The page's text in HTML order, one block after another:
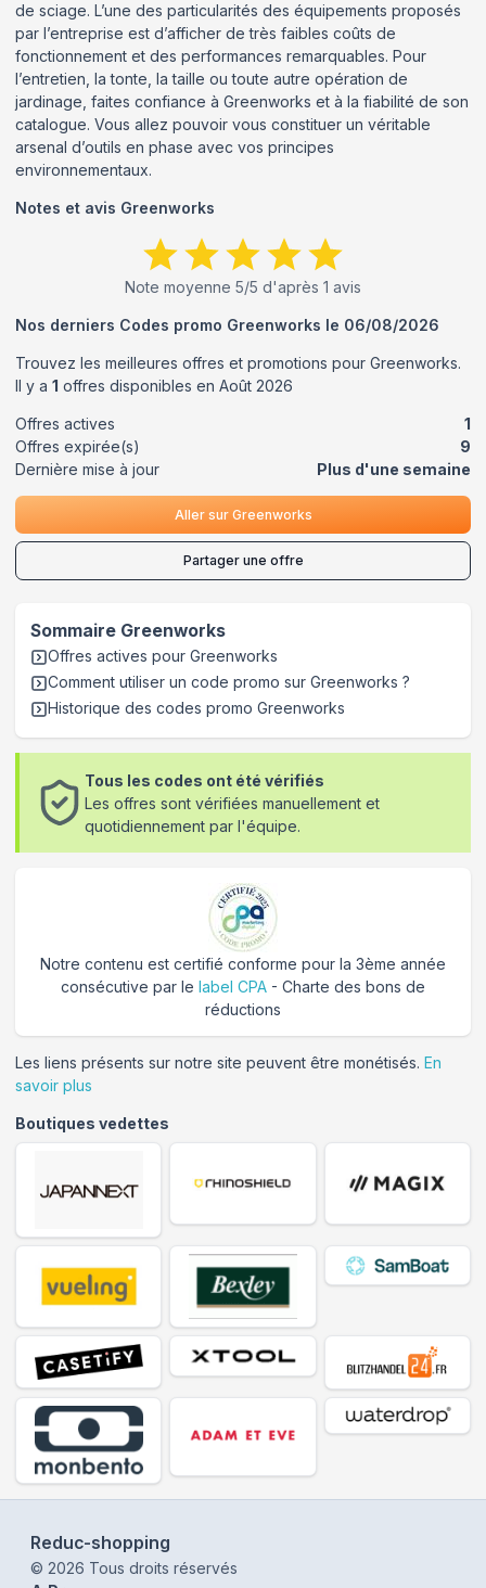
de sciage. L’une des particularités des équipements proposés
par l’entreprise est d’afficher de très faibles coûts de
fonctionnement et des performances remarquables. Pour
l’entretien, la tonte, la taille ou toute autre opération de
jardinage, faites confiance à Greenworks et à la fiabilité de son
catalogue. Vous allez pouvoir vous constituer un véritable
arsenal d’outils en phase avec vos principes
environnementaux.
Notes et avis Greenworks
Note moyenne 5/5 d'après 1 avis
Nos derniers Codes promo Greenworks le 06/08/2026
Trouvez les meilleures offres et promotions pour Greenworks.
Il y a 1 offres disponibles en Août 2026
Offres actives
1
Offres expirée(s)
9
Dernière mise à jour
Plus d'une semaine
Aller sur Greenworks
Partager une offre
Sommaire Greenworks
Offres actives pour Greenworks
Comment utiliser un code promo sur Greenworks ?
Historique des codes promo Greenworks
Tous les codes ont été vérifiés
Les offres sont vérifiées manuellement et
quotidiennement par l'équipe.
Notre contenu est certifié conforme pour la 3ème année
consécutive par le label CPA - Charte des bons de
réductions
Les liens présents sur notre site peuvent être monétisés. En
savoir plus
Boutiques vedettes
Reduc-shopping
© 2026 Tous droits réservés